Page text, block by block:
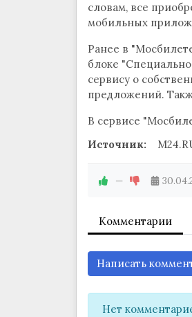
словам, все
мобильных
Ранее в
блоке
сервису о
предложений.
В сервисе
Источник:
—
Комментарии
Написать
Нет